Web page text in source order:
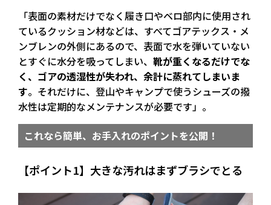
「表面の素材だけでなく履き口やベロ部内に使用され
ているクッション材などは、すべてゴアテックス・メ
ンブレンの外側にあるので、表面で水を弾いていない
とすぐに水分を吸ってしまい、 靴が重くなるだけでな
く、ゴアの透湿性が失われ、余計に蒸れてしまいま
す。それだけに、登山やキャンプで使うシューズの撥
水性は定期的なメンテナンスが必要です」。
これなら簡単、お手入れのポイントを公開！
【ポイント1】大きな汚れはまずブラシでとる